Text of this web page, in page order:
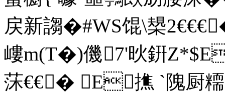
戻新謅�#WS馄\槼
嶁m(T�)僟7'炚銒
莯€€� E撨 `隗